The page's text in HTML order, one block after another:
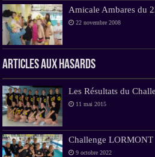
Amicale Ambares du
22 novembre 2008
Articles aux hasards
Les Résultats du
11 mai 2015
Challenge LORMONT
9 octobre 2022